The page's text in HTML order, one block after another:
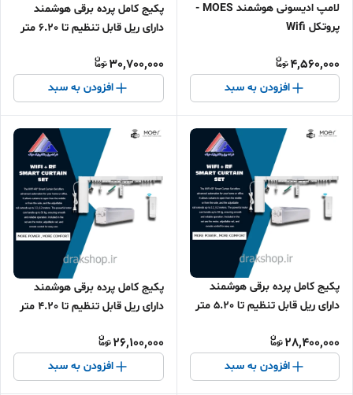
لامپ ادیسونی هوشمند MOES -
پروتکل Wifi
4,560,000
افزودن به سبد
پکیج کامل پرده برقی هوشمند
دارای ریل قابل تنظیم تا 6.20 متر
30,700,000
افزودن به سبد
پکیج کامل پرده برقی هوشمند
دارای ریل قابل تنظیم تا 5.20 متر
28,400,000
افزودن به سبد
پکیج کامل پرده برقی هوشمند
دارای ریل قابل تنظیم تا 4.20 متر
26,100,000
افزودن به سبد